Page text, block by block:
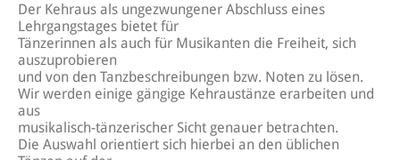
Der Kehraus als ungezwungener Abschluss eines
Lehrgangstages bietet für
Tänzerinnen als auch für Musikanten die Freiheit, sich
auszuprobieren
und von den Tanzbeschreibungen bzw. Noten zu lösen.
Wir werden einige gängige Kehraustänze erarbeiten und
aus
musikalisch-tänzerischer Sicht genauer betrachten.
Die Auswahl orientiert sich hierbei an den üblichen